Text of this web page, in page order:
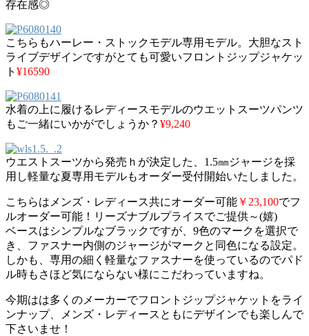
存在感◎
こちらもハーレー・ストックモデル専用モデル。大胆なスト
ライブデザインですがとても可愛いフロントジップジャケッ
ト ¥16590
水着の上に履けるレディースモデルのウエットスーツパンツ
もご一緒にいかがでしょうか？ ¥9,240
ウエストスーツから発売ｈが決定した、1.5㎜ジャージを採
用し軽量な夏専用モデルもオーダー受付開始いたしました。
こちらはメンズ・レディース共にオーダー可能 ￥23,100でフ
ルオーダー可能！リーズナブルプライスでご提供～(嬉)
ベースはシンプルなブラックですが、9色のマークを選択で
き、ファスナー内側のジャージがマークと同色になる設定。
しかも、専用の細く軽量なファスナーを使っているのでパド
ル時もさほど気にならない様にこだわっていますね。
今期はは多くのメーカーでフロントジップジャケットをライ
ンナップ、メンズ・レディースともにデザインでも楽しんで
下さいませ！